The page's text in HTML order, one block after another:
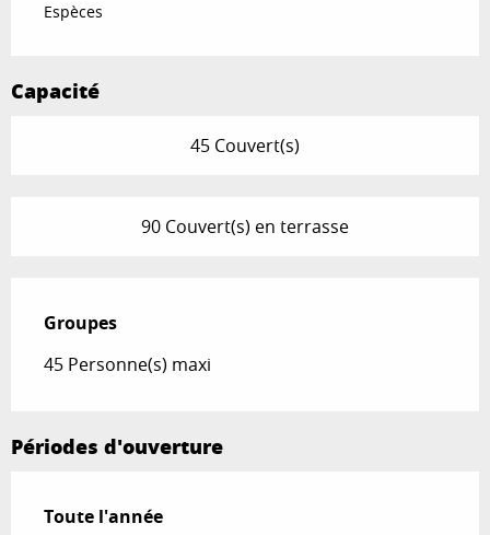
Espèces
Capacité
45 Couvert(s)
90 Couvert(s) en terrasse
Groupes
Groupes
45 Personne(s) maxi
Périodes d'ouverture
Toute l'année
Toute l'année